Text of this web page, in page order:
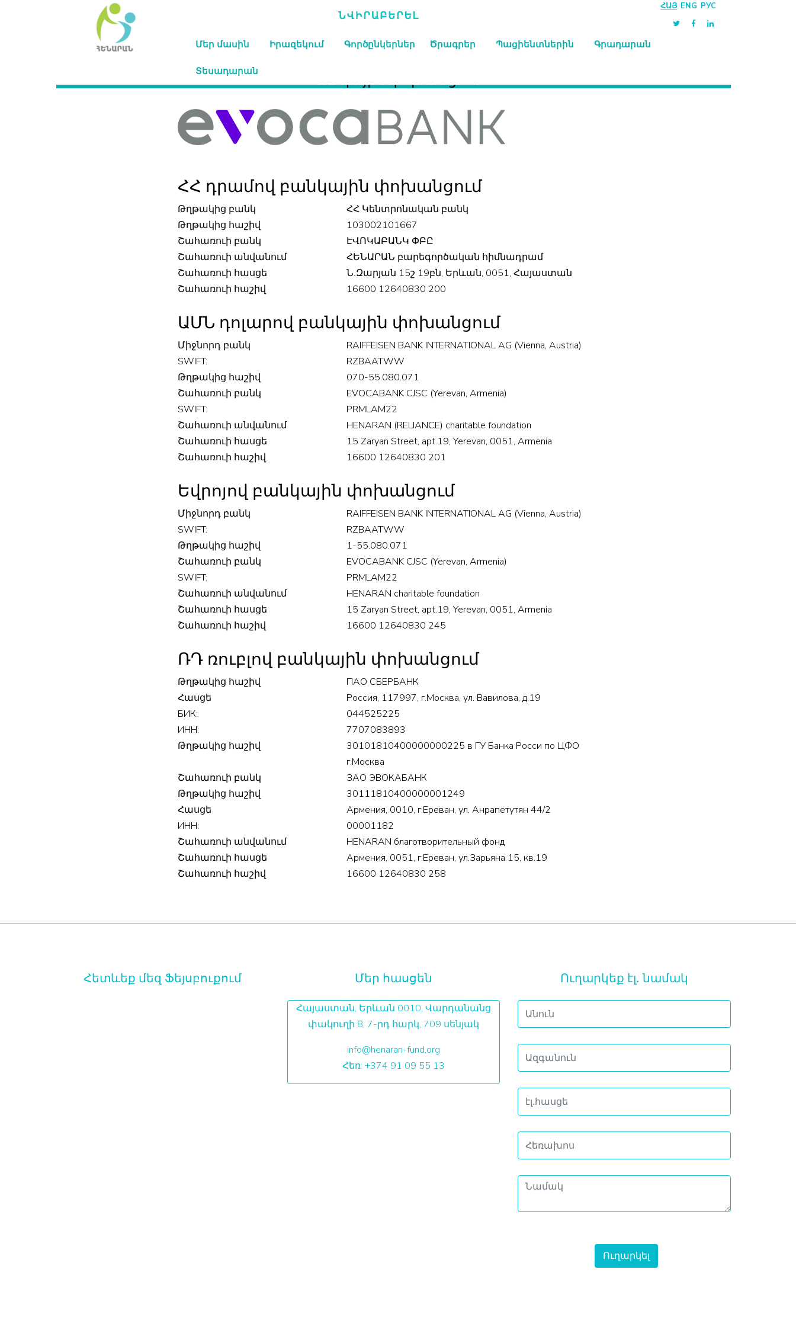
ՀԱՅ ENG РУС
Մեր մասին Իրազեկում Գործընկերներ Ծրագրեր Պացիենտներին Գրադարան
Տեսադարան Բանկային փոխանցում
ՀՀ դրամով բանկային փոխանցում
Թղթակից բանկ
ՀՀ Կենտրոնական բանկ
Թղթակից հաշիվ
103002101667
Շահառուի բանկ
ԷՎՈԿԱԲԱՆԿ ՓԲԸ
Շահառուի անվանում
ՀԵՆԱՐԱՆ բարեգործական հիմնադրամ
Շահառուի հասցե
Ն․Զարյան 15շ 19բն, Երևան, 0051, Հայաստան
Շահառուի հաշիվ
16600 12640830 200
ԱՄՆ դոլարով բանկային փոխանցում
Միջնորդ բանկ
RAIFFEISEN BANK INTERNATIONAL AG (Vienna, Austria)
SWIFT:
RZBAATWW
Թղթակից հաշիվ
070-55.080.071
Շահառուի բանկ
EVOCABANK CJSC (Yerevan, Armenia)
SWIFT:
PRMLAM22
Շահառուի անվանում
HENARAN (RELIANCE) charitable foundation
Շահառուի հասցե
15 Zaryan Street, apt.19, Yerevan, 0051, Armenia
Շահառուի հաշիվ
16600 12640830 201
Եվրոյով բանկային փոխանցում
Միջնորդ բանկ
RAIFFEISEN BANK INTERNATIONAL AG (Vienna, Austria)
SWIFT:
RZBAATWW
Թղթակից հաշիվ
1-55.080.071
Շահառուի բանկ
EVOCABANK CJSC (Yerevan, Armenia)
SWIFT:
PRMLAM22
Շահառուի անվանում
HENARAN charitable foundation
Շահառուի հասցե
15 Zaryan Street, apt.19, Yerevan, 0051, Armenia
Շահառուի հաշիվ
16600 12640830 245
ՌԴ ռուբլով բանկային փոխանցում
Թղթակից հաշիվ
ПАО СБЕРБАНК
Հասցե
Россия, 117997, г.Москва, ул. Вавилова, д.19
БИК:
044525225
ИНН:
7707083893
Թղթակից հաշիվ
30101810400000000225 в ГУ Банка Росси по ЦФО
г.Москва
Շահառուի բանկ
ЗАО ЭВОКАБАНК
Թղթակից հաշիվ
30111810400000001249
Հասցե
Армения, 0010, г.Ереван, ул. Анрапетутян 44/2
ИНН:
00001182
Շահառուի անվանում
HENARAN благотворительный фонд
Շահառուի հասցե
Армения, 0051, г.Ереван, ул.Зарьяна 15, кв.19
Շահառուի հաշիվ
16600 12640830 258
Հետևեք մեզ Ֆեյսբուքում Մեր հասցեն
Հայաստան, Երևան 0010, Վարդանանց
փակուղի 8, 7-րդ հարկ, 709 սենյակ
info@henaran-fund.org
Հեռ: +374 91 09 55 13
Ուղարկեք էլ․ նամակ